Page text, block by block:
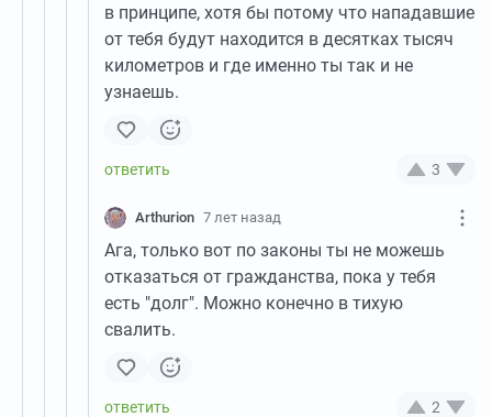
в принципе, хотя бы потому что нападавшие
от тебя будут находится в десятках тысяч
километров и где именно ты так и не
узнаешь.
3
Arthurion 7 лет назад
Ага, только вот по законы ты не можешь
отказаться от гражданства, пока у тебя
есть "долг". Можно конечно в тихую
свалить.
2